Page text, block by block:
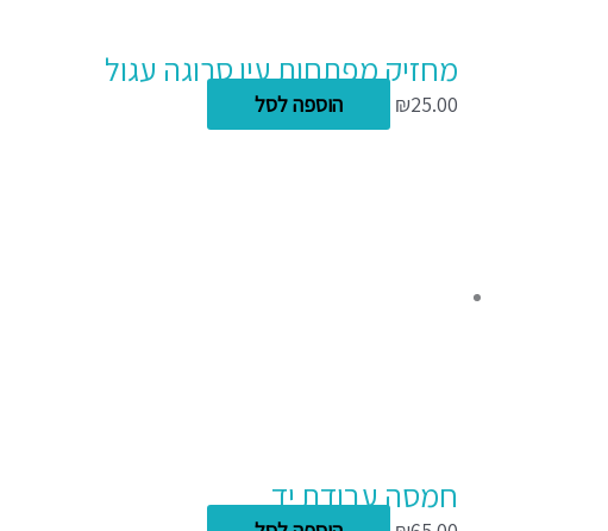
מחזיק מפתחות עין סרוגה עגול
₪25.00 הוספה לסל
חמסה עבודת יד